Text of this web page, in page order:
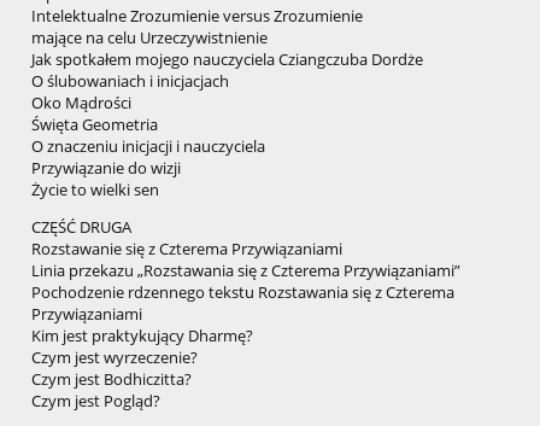
Intelektualne Zrozumienie versus Zrozumienie
mające na celu Urzeczywistnienie
Jak spotkałem mojego nauczyciela Cziangczuba Dordże
O ślubowaniach i inicjacjach
Oko Mądrości
Święta Geometria
O znaczeniu inicjacji i nauczyciela
Przywiązanie do wizji
Życie to wielki sen
CZĘŚĆ DRUGA
Rozstawanie się z Czterema Przywiązaniami
Linia przekazu „Rozstawania się z Czterema Przywiązaniami”
Pochodzenie rdzennego tekstu Rozstawania się z Czterema
Przywiązaniami
Kim jest praktykujący Dharmę?
Czym jest wyrzeczenie?
Czym jest Bodhiczitta?
Czym jest Pogląd?